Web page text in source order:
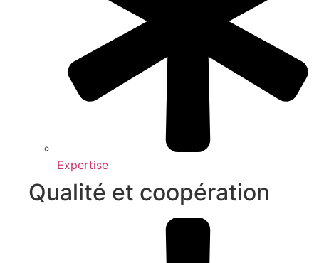
Expertise
Qualité et coopération